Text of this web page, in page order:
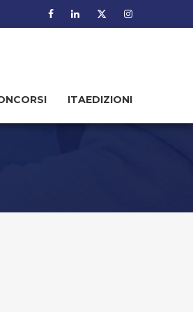
ITAEDIZIONI